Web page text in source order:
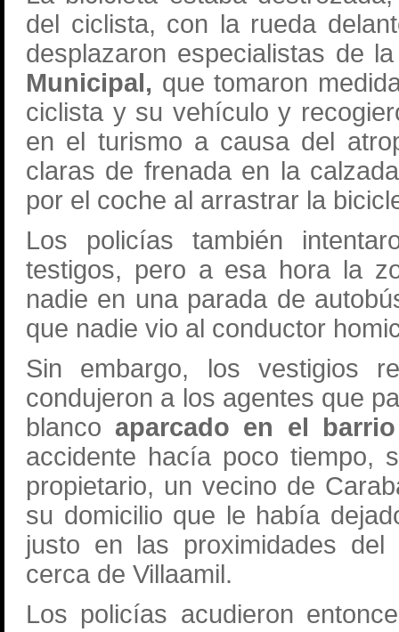
del ciclista, con la rueda
desplazaron especialistas de
Municipal, que tomaron
ciclista y su vehículo y
en el turismo a causa del
claras de frenada en la
por el coche al arrastrar la
Los policías también
testigos, pero a esa hora la
nadie en una parada de
que nadie vio al conductor
Sin embargo, los vestigios
condujeron a los agentes que
blanco aparcado en el barrio
accidente hacía poco tiempo,
propietario, un vecino de
su domicilio que le había
justo en las proximidades
cerca de Villaamil.
Los policías acudieron